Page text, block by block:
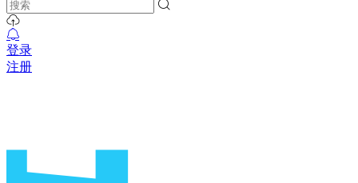
登录
注册